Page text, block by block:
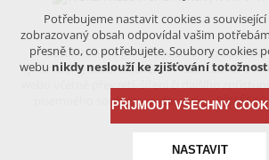
Obsah tohoto portálu je chráněn
vykonává vydavatel. Jakékoliv užití článků a
písemného souhlasu vydavatele –
Potřebujeme nastavit cookies a
zobrazovaný obsah odpovídal vašim
přesně to, co potřebujete. Soubory cookies
webu nikdy neslouží ke zjišťování
PŘIJMOUT VŠECHNY
NASTAVIT